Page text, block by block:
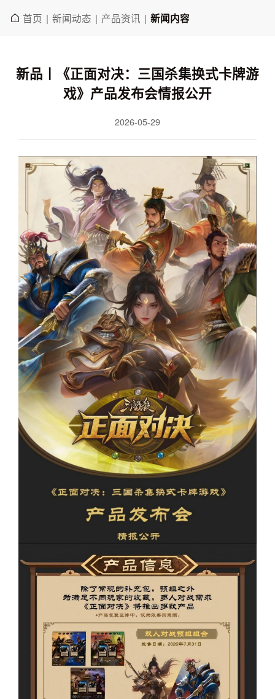
首页 | 新闻动态 | 产品资讯 | 新闻内容
新品丨《正面对决：三国杀集换式卡牌游
戏》产品发布会情报公开
2026-05-29